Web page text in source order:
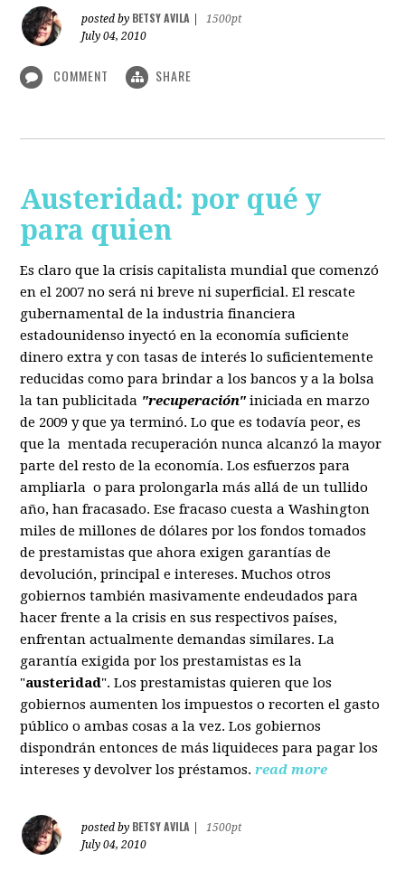
posted by BETSY AVILA
1500pt
July 04, 2010
COMMENT SHARE
Austeridad: por qué y
para quien
Es claro que la crisis capitalista mundial que comenzó
en el 2007 no será ni breve ni superficial. El rescate
gubernamental de la industria financiera
estadounidenso inyectó en la economía suficiente
dinero extra y con tasas de interés lo suficientemente
reducidas como para brindar a los bancos y a la bolsa
la tan publicitada "recuperación" iniciada en marzo
de 2009 y que ya terminó. Lo que es todavía peor, es
que la mentada recuperación nunca alcanzó la mayor
parte del resto de la economía. Los esfuerzos para
ampliarla o para prolongarla más allá de un tullido
año, han fracasado. Ese fracaso cuesta a Washington
miles de millones de dólares por los fondos tomados
de prestamistas que ahora exigen garantías de
devolución, principal e intereses. Muchos otros
gobiernos también masivamente endeudados para
hacer frente a la crisis en sus respectivos países,
enfrentan actualmente demandas similares. La
garantía exigida por los prestamistas es la
"austeridad". Los prestamistas quieren que los
gobiernos aumenten los impuestos o recorten el gasto
público o ambas cosas a la vez. Los gobiernos
dispondrán entonces de más liquideces para pagar los
intereses y devolver los préstamos. read more
posted by BETSY AVILA
1500pt
July 04, 2010